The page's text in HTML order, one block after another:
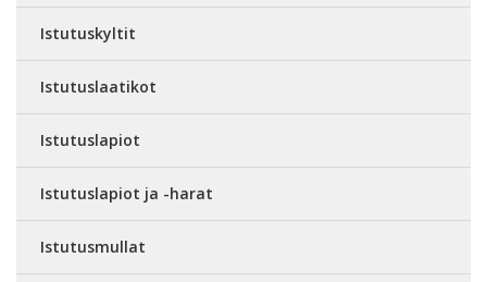
Istutuskyltit
Istutuslaatikot
Istutuslapiot
Istutuslapiot ja -harat
Istutusmullat